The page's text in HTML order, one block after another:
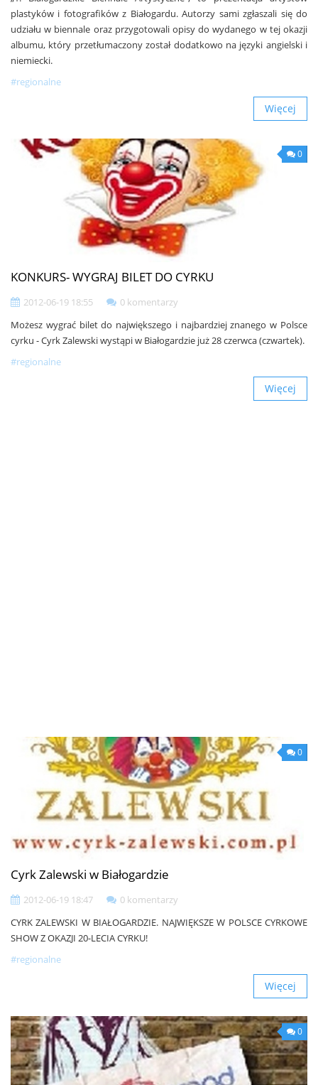
plastyków i fotografików z Białogardu. Autorzy sami zgłaszali się do
udziału w biennale oraz przygotowali opisy do wydanego w tej okazji
albumu, który przetłumaczony został dodatkowo na języki angielski i
niemiecki.
#regionalne
Więcej
0
KONKURS- WYGRAJ BILET DO CYRKU
2012-06-19 18:55
0 komentarzy
Możesz wygrać bilet do największego i najbardziej znanego w Polsce
cyrku - Cyrk Zalewski wystąpi w Białogardzie już 28 czerwca (czwartek).
#regionalne
Więcej
0
Cyrk Zalewski w Białogardzie
2012-06-19 18:47
0 komentarzy
CYRK ZALEWSKI W BIAŁOGARDZIE. NAJWIĘKSZE W POLSCE CYRKOWE
SHOW Z OKAZJI 20-LECIA CYRKU!
#regionalne
Więcej
0